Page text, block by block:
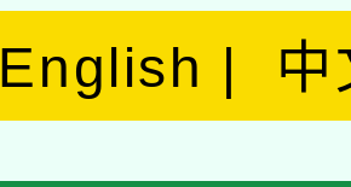
English 中